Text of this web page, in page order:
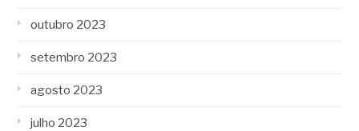
outubro 2023
setembro 2023
agosto 2023
julho 2023